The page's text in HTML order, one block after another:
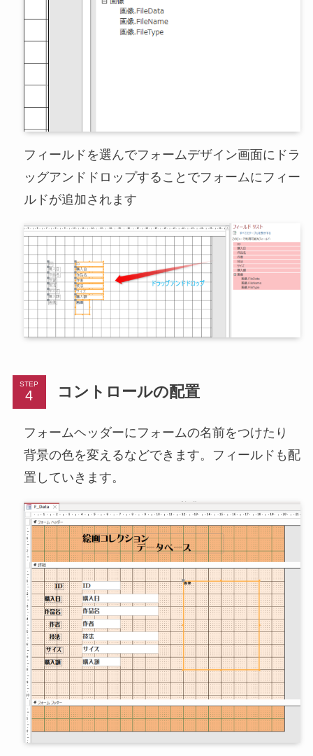
フィールドを選んでフォームデザイン画面にドラ
ッグアンドドロップすることでフォームにフィー
ルドが追加されます
STEP コントロールの配置
フォームヘッダーにフォームの名前をつけたり
背景の色を変えるなどできます。フィールドも配
置していきます。